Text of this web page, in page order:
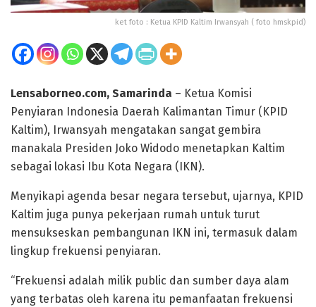
ket foto : Ketua KPID Kaltim Irwansyah ( foto hmskpid)
Lensaborneo.com, Samarinda – Ketua Komisi
Penyiaran Indonesia Daerah Kalimantan Timur (KPID
Kaltim), Irwansyah mengatakan sangat gembira
manakala Presiden Joko Widodo menetapkan Kaltim
sebagai lokasi Ibu Kota Negara (IKN).
Menyikapi agenda besar negara tersebut, ujarnya, KPID
Kaltim juga punya pekerjaan rumah untuk turut
mensukseskan pembangunan IKN ini, termasuk dalam
lingkup frekuensi penyiaran.
“Frekuensi adalah milik public dan sumber daya alam
yang terbatas oleh karena itu pemanfaatan frekuensi